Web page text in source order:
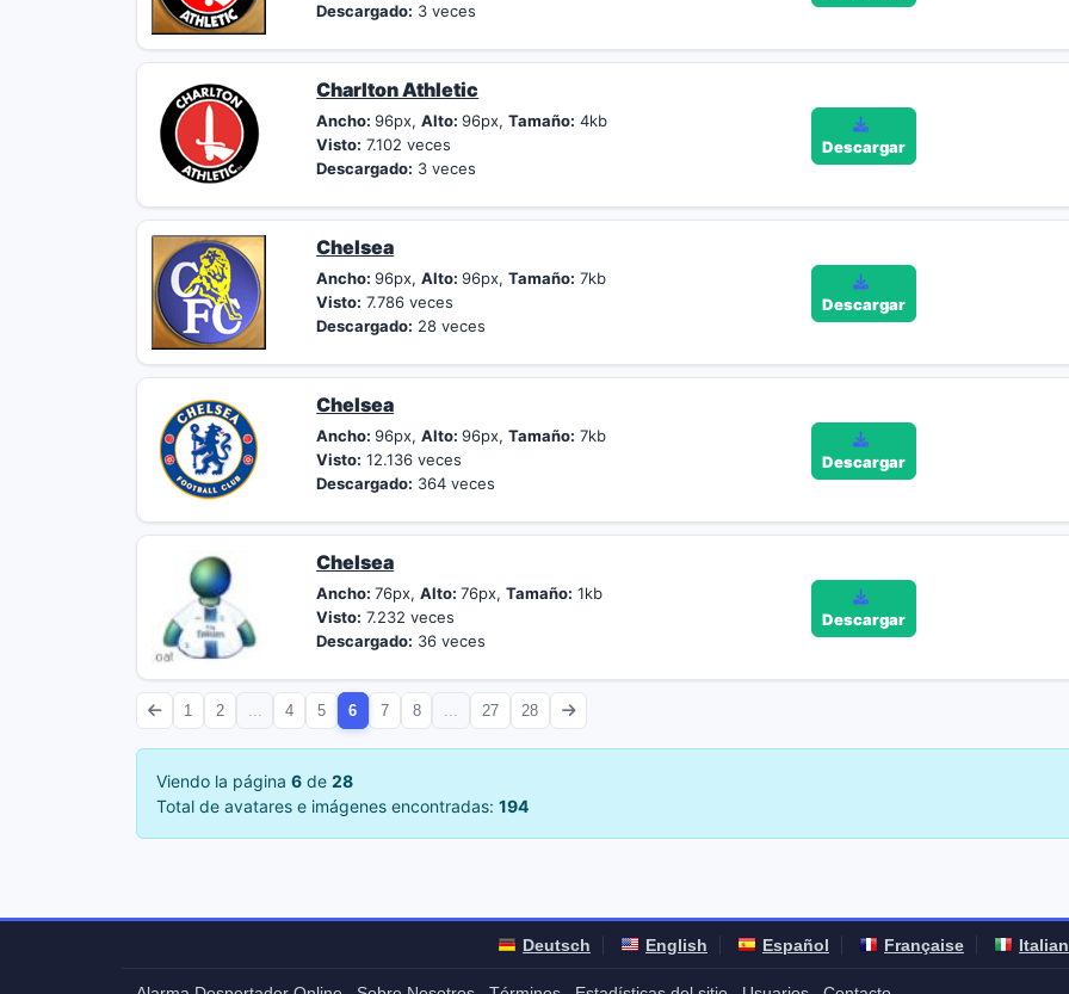
Descargado: 3 veces
Charlton Athletic
Ancho:96px,Alto:96px,Tamaño: 4kb
Visto: 7.102 veces
Descargado: 3 veces
Descargar
Chelsea
Ancho:96px,Alto:96px,Tamaño: 7kb
Visto: 7.786 veces
Descargado: 28 veces
Descargar
Chelsea
Ancho:96px,Alto:96px,Tamaño: 7kb
Visto: 12.136 veces
Descargado: 364 veces
Descargar
Chelsea
Ancho:76px,Alto:76px,Tamaño: 1kb
Visto: 7.232 veces
Descargado: 36 veces
Descargar
1 2 4 5 6 7 8 27 28
Viendo la página 6 de 28
Total de avatares e imágenes encontradas: 194
Deutsch English Español Française